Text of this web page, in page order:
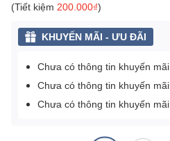
(Tiết kiệm 200.000₫)
KHUYẾN MÃI - ƯU ĐÃI
Chưa có thông tin khuyến mãi
Chưa có thông tin khuyến mãi
Chưa có thông tin khuyến mãi